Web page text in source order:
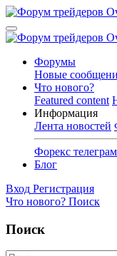
Форумы
Новые
Что нового?
Featured content
Информация
Лента новостей
Форекс
Блог
Вход Регистрация
Что нового? Поиск
Поиск